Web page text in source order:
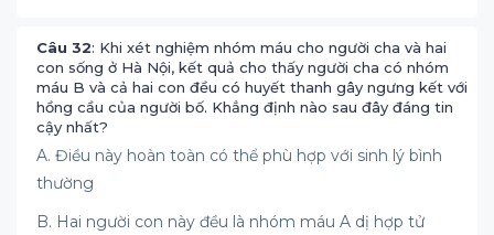
Câu 32: Khi xét nghiệm nhóm máu cho người cha và hai
con sống ở Hà Nội, kết quả cho thấy người cha có nhóm
máu B và cả hai con đều có huyết thanh gây ngưng kết với
hồng cầu của người bố. Khẳng định nào sau đây đáng tin
cậy nhất?
A. Điều này hoàn toàn có thể phù hợp với sinh lý bình
thường
B. Hai người con này đều là nhóm máu A dị hợp tử